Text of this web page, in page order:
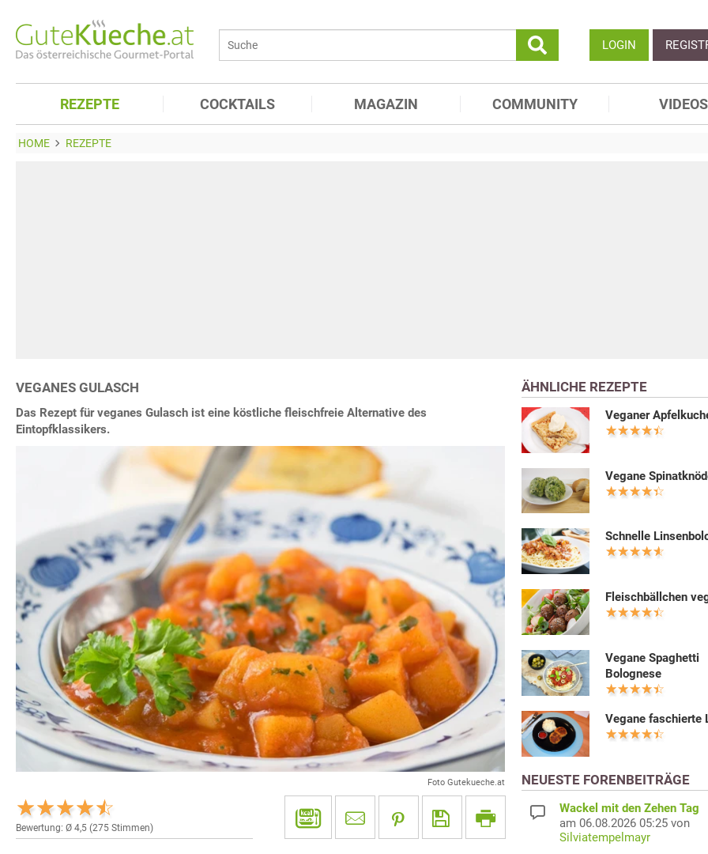
LOGIN
REZEPTE COCKTAILS MAGAZIN COMMUNITY VIDEOS
HOME REZEPTE
VEGANES GULASCH
Das Rezept für veganes Gulasch ist eine köstliche fleischfreie Alternative des
Eintopfklassikers.
Foto Gutekueche.at
Bewertung: Ø 4,5 (275 Stimmen)
ÄHNLICHE REZEPTE
Veganer
Vegane
Schnelle
Fleischbällchen
Vegane Spaghetti
Bolognese
Vegane faschierte
NEUESTE FORENBEITRÄGE
Wackel mit den Zehen Tag
am 06.08.2026 05:25 von
Silviatempelmayr